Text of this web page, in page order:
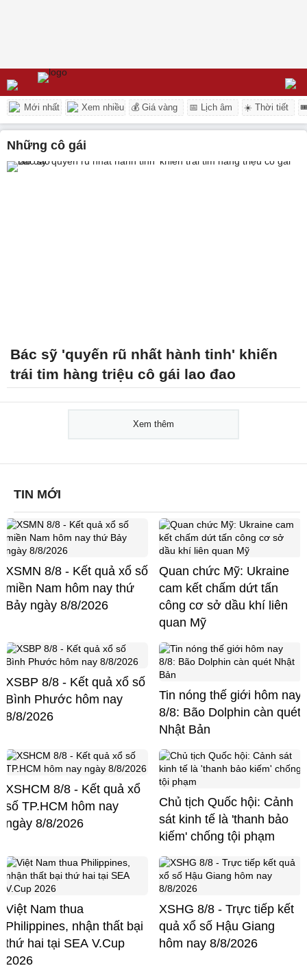
Mới nhất Xem nhiều 💰 Giá vàng 📅 Lịch âm ☀️ Thời tiết
những cô gái
Bác sỹ 'quyến rũ nhất hành tinh' khiến
trái tim hàng triệu cô gái lao đao
Xem thêm
TIN MỚI
XSMN 8/8 - Kết quả xổ số
miền Nam hôm nay thứ
Bảy ngày 8/8/2026
Quan chức Mỹ: Ukraine
cam kết chấm dứt tấn
công cơ sở dầu khí liên
quan Mỹ
XSBP 8/8 - Kết quả xổ số
Bình Phước hôm nay
8/8/2026
Tin nóng thế giới hôm nay
8/8: Bão Dolphin càn quét
Nhật Bản
XSHCM 8/8 - Kết quả xổ
số TP.HCM hôm nay
ngày 8/8/2026
Chủ tịch Quốc hội: Cảnh
sát kinh tế là 'thanh bảo
kiếm' chống tội phạm
Việt Nam thua
Philippines, nhận thất bại
thứ hai tại SEA V.Cup
2026
XSHG 8/8 - Trực tiếp kết
quả xổ số Hậu Giang
hôm nay 8/8/2026